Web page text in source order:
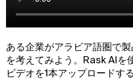
ある企業がアラビア語圏で
を考えてみよう。Rask AIを
ビデオを1本アップロードす